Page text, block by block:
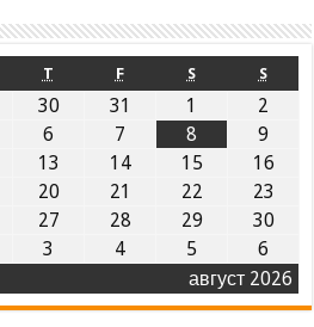
август 2026
T F S S
30 31 1
2
6 7 8
9
13 14 15
16
20 21 22
23
27 28 29
30
3 4 5 6